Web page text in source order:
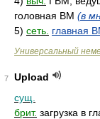
головная ВМ (в
5) сеть. главная
Универсальный
7
Upload
сущ.
брит. загрузка в